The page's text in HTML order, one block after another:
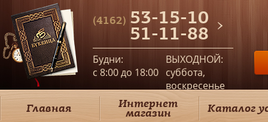
(4162) 53-15-10
51-11-88
Будни:
c 8:00 до 18:00
ВЫХОДНОЙ:
суббота,
воскресенье
Главная Интернет
магазин Каталог